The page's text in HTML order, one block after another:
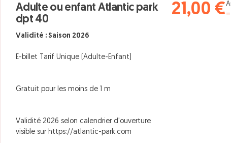
Adulte ou enfant Atlantic park
dpt 40
Validité : Saison 2026
E-billet Tarif Unique (Adulte-Enfant)
Gratuit pour les moins de 1 m
Validité 2026 selon calendrier d'ouverture
visible sur https://atlantic-park.com
21,00 €